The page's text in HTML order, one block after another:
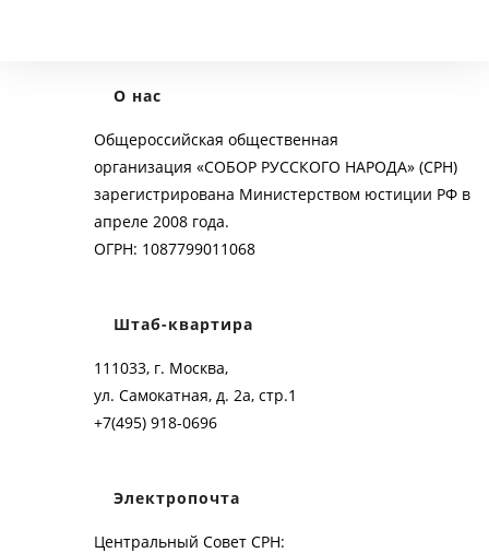
О нас
Общероссийская общественная
организация «СОБОР РУССКОГО НАРОДА» (СРН)
зарегистрирована Министерством юстиции РФ в
апреле 2008 года.
ОГРН: 1087799011068
Штаб-квартира
111033, г. Москва,
ул. Самокатная, д. 2а, стр.1
+7(495) 918-0696
Электропочта
Центральный Совет СРН: